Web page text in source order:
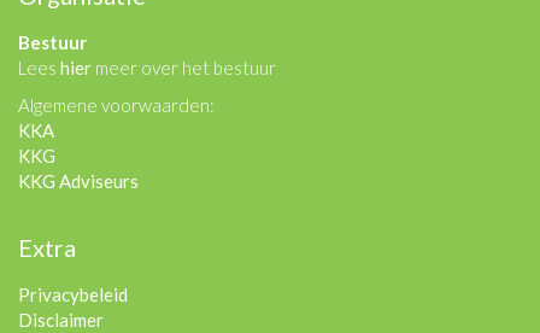
Bestuur
Lees hier meer over het bestuur
Algemene voorwaarden:
KKA
KKG
KKG Adviseurs
Extra
Privacybeleid
Disclaimer